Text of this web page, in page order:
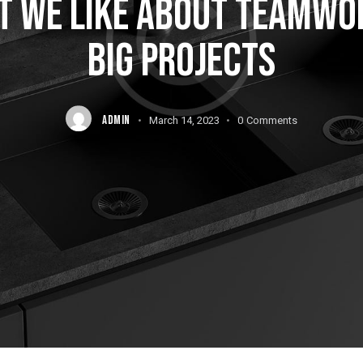
WE LIKE ABOUT
BIG PROJECTS
ADMIN March 14, 2023 0 Comments